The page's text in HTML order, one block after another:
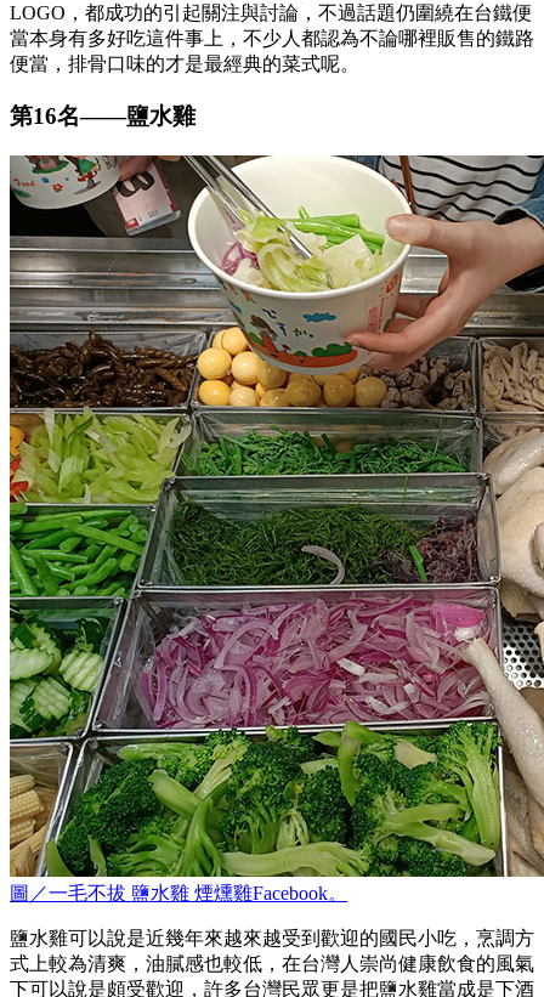
LOGO，都成功的引起關注與討論，不過話題仍圍繞在台鐵便
當本身有多好吃這件事上，不少人都認為不論哪裡販售的鐵路
便當，排骨口味的才是最經典的菜式呢。
第16名——鹽水雞
圖／一毛不拔 鹽水雞 煙燻雞Facebook。
鹽水雞可以說是近幾年來越來越受到歡迎的國民小吃，烹調方
式上較為清爽，油膩感也較低，在台灣人崇尚健康飲食的風氣
下可以說是頗受歡迎，許多台灣民眾更是把鹽水雞當成是下酒